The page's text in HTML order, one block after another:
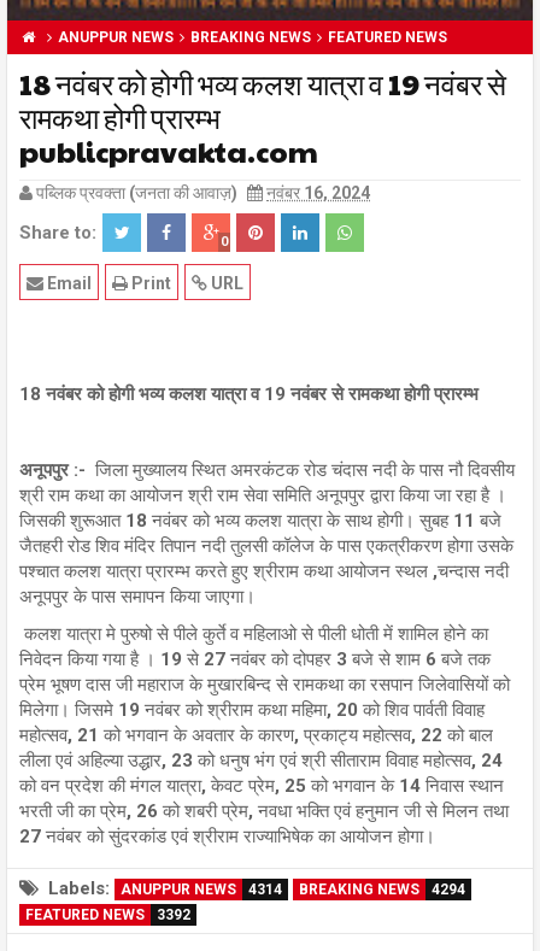
ANUPPUR NEWS BREAKING NEWS FEATURED NEWS
18 नवंबर को होगी भव्य कलश यात्रा व 19 नवंबर से
रामकथा होगी प्रारम्भ
publicpravakta.com
पब्लिक प्रवक्ता (जनता की आवाज़) नवंबर 16, 2024
Share to: 0
URL
Print
Email
18 नवंबर को होगी भव्य कलश यात्रा व 19 नवंबर से रामकथा होगी प्रारम्भ
अनूपपुर :- जिला मुख्यालय स्थित अमरकंटक रोड चंदास नदी के पास नौ दिवसीय
श्री राम कथा का आयोजन श्री राम सेवा समिति अनूपपुर द्वारा किया जा रहा है ।
जिसकी शुरूआत 18 नवंबर को भव्य कलश यात्रा के साथ होगी। सुबह 11 बजे
जैतहरी रोड शिव मंदिर तिपान नदी तुलसी कॉलेज के पास एकत्रीकरण होगा उसके
पश्चात कलश यात्रा प्रारम्भ करते हुए श्रीराम कथा आयोजन स्थल ,चन्दास नदी
अनूपपुर के पास समापन किया जाएगा।
कलश यात्रा मे पुरुषो से पीले कुर्ते व महिलाओ से पीली धोती में शामिल होने का
निवेदन किया गया है । 19 से 27 नवंबर को दोपहर 3 बजे से शाम 6 बजे तक
प्रेम भूषण दास जी महाराज के मुखारबिन्द से रामकथा का रसपान जिलेवासियों को
मिलेगा। जिसमे 19 नवंबर को श्रीराम कथा महिमा, 20 को शिव पार्वती विवाह
महोत्सव, 21 को भगवान के अवतार के कारण, प्रकाट्य महोत्सव, 22 को बाल
लीला एवं अहिल्या उद्धार, 23 को धनुष भंग एवं श्री सीताराम विवाह महोत्सव, 24
को वन प्रदेश की मंगल यात्रा, केवट प्रेम, 25 को भगवान के 14 निवास स्थान
भरती जी का प्रेम, 26 को शबरी प्रेम, नवधा भक्ति एवं हनुमान जी से मिलन तथा
27 नवंबर को सुंदरकांड एवं श्रीराम राज्याभिषेक का आयोजन होगा।
Labels: ANUPPUR NEWS 4314 BREAKING NEWS
4294
FEATURED NEWS
3392